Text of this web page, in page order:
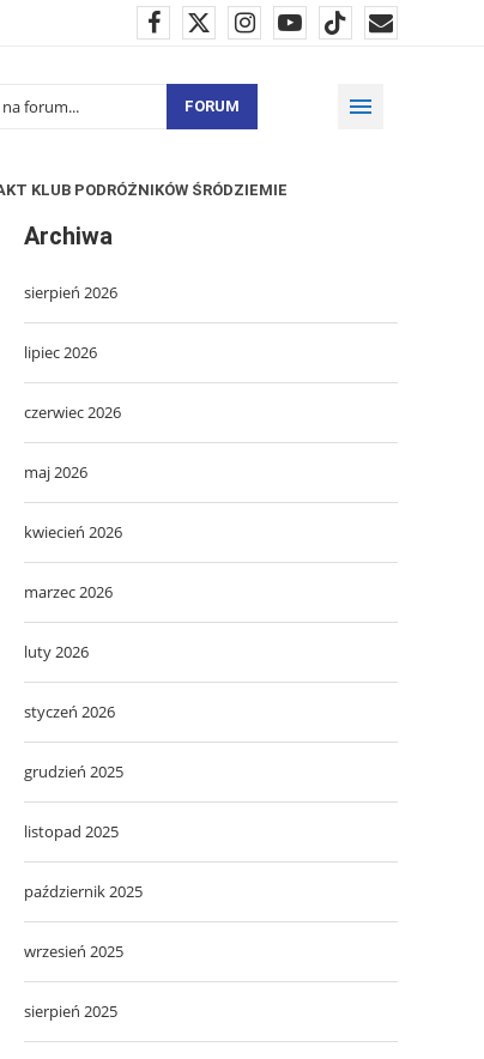
FORUM
KLUB PODRÓŻNIKÓW ŚRÓDZIEMIE
Archiwa
sierpień 2026
lipiec 2026
czerwiec 2026
maj 2026
kwiecień 2026
marzec 2026
luty 2026
styczeń 2026
grudzień 2025
listopad 2025
październik 2025
wrzesień 2025
sierpień 2025